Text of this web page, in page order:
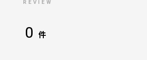
REVIEW
0 件